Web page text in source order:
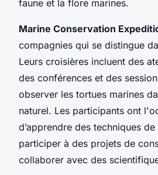
faune et la flore marines.
Marine Conservation
compagnies qui se distingue
Leurs croisières incluent des
des conférences et des
observer les tortues marines
naturel. Les participants ont
d’apprendre des techniques
participer à des projets de
collaborer avec des